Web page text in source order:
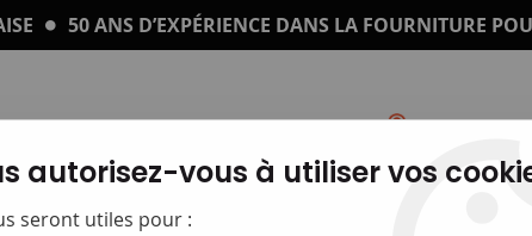
50 ANS D’EXPÉRIENCE DANS LA FOURNITURE
Catalogue
autorisez-vous à utiliser vos
seront utiles pour :